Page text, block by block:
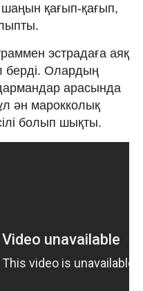
шаңын қағып-қағып,
эстрадаға аяқ
берді. Олардың
арасында
ән марокколық
болып шықты.